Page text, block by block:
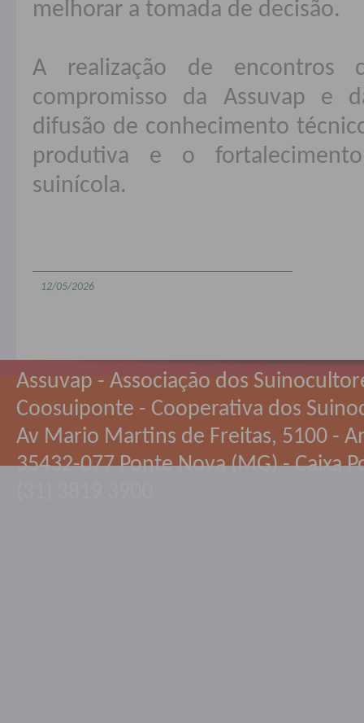
melhorar a tomada de decisão.
A realização de encontros
compromisso da Assuvap e
difusão de conhecimento
produtiva e o
suinícola.
12/05/2026
Assuvap - Associação dos
Coosuiponte - Cooperativa dos
Av Mario Martins de Freitas, 5100 -
35432-077 Ponte Nova (MG) - Caixa